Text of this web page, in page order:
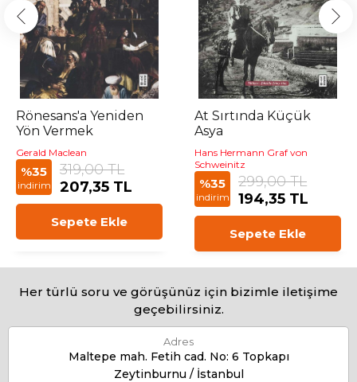
Rönesans'a Yeniden
Yön Vermek
Gerald Maclean
%35
indirim
319,00 TL
207,35 TL
Sepete Ekle
At Sırtında Küçük
Asya
Hans Hermann Graf von
Schweinitz
%35
indirim
299,00 TL
194,35 TL
Sepete Ekle
Her türlü soru ve görüşünüz için bizimle iletişime
geçebilirsiniz.
Adres
Maltepe mah. Fetih cad. No: 6 Topkapı
Zeytinburnu / İstanbul